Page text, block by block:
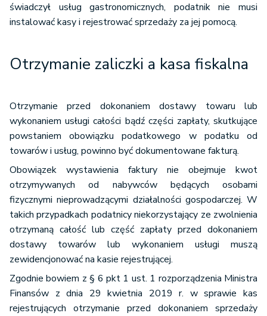
świadczył usług gastronomicznych, podatnik nie musi
instalować kasy i rejestrować sprzedaży za jej pomocą.
Otrzymanie zaliczki a kasa fiskalna
Otrzymanie przed dokonaniem dostawy towaru lub
wykonaniem usługi całości bądź części zapłaty, skutkujące
powstaniem obowiązku podatkowego w podatku od
towarów i usług, powinno być dokumentowane fakturą.
Obowiązek wystawienia faktury nie obejmuje kwot
otrzymywanych od nabywców będących osobami
fizycznymi nieprowadzącymi działalności gospodarczej. W
takich przypadkach podatnicy niekorzystający ze zwolnienia
otrzymaną całość lub część zapłaty przed dokonaniem
dostawy towarów lub wykonaniem usługi muszą
zewidencjonować na kasie rejestrującej.
Zgodnie bowiem z § 6 pkt 1 ust. 1 rozporządzenia Ministra
Finansów z dnia 29 kwietnia 2019 r. w sprawie kas
rejestrujących otrzymanie przed dokonaniem sprzedaży